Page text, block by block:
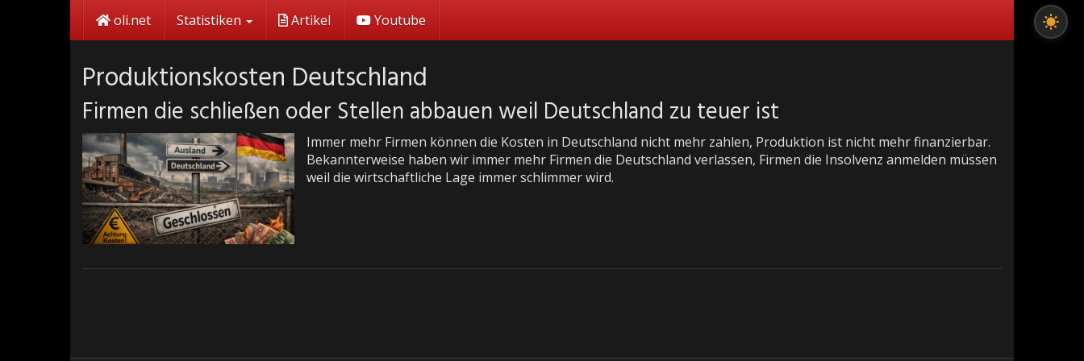
oli.net Statistiken Artikel Youtube
Produktionskosten Deutschland
Firmen die schließen oder Stellen abbauen weil Deutschland zu teuer ist
Immer mehr Firmen können die Kosten in Deutschland nicht mehr zahlen, Produktion ist nicht mehr finanzierbar.
Bekannterweise haben wir immer mehr Firmen die Deutschland verlassen, Firmen die Insolvenz anmelden müssen
weil die wirtschaftliche Lage immer schlimmer wird.